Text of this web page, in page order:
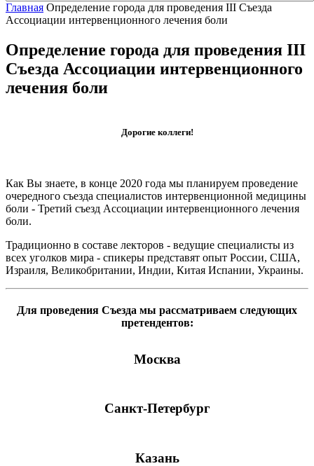
Главная Определение города для проведения III Съезда
Ассоциации интервенционного лечения боли
Определение города для проведения III
Съезда Ассоциации интервенционного
лечения боли
Дорогие коллеги!
Как Вы знаете, в конце 2020 года мы планируем проведение
очередного съезда специалистов интервенционной медицины
боли - Третий съезд Ассоциации интервенционного лечения
боли.
Традиционно в составе лекторов - ведущие специалисты из
всех уголков мира - спикеры представят опыт России, США,
Израиля, Великобритании, Индии, Китая Испании, Украины.
Для проведения Съезда мы рассматриваем следующих
претендентов:
Москва
Санкт-Петербург
Казань